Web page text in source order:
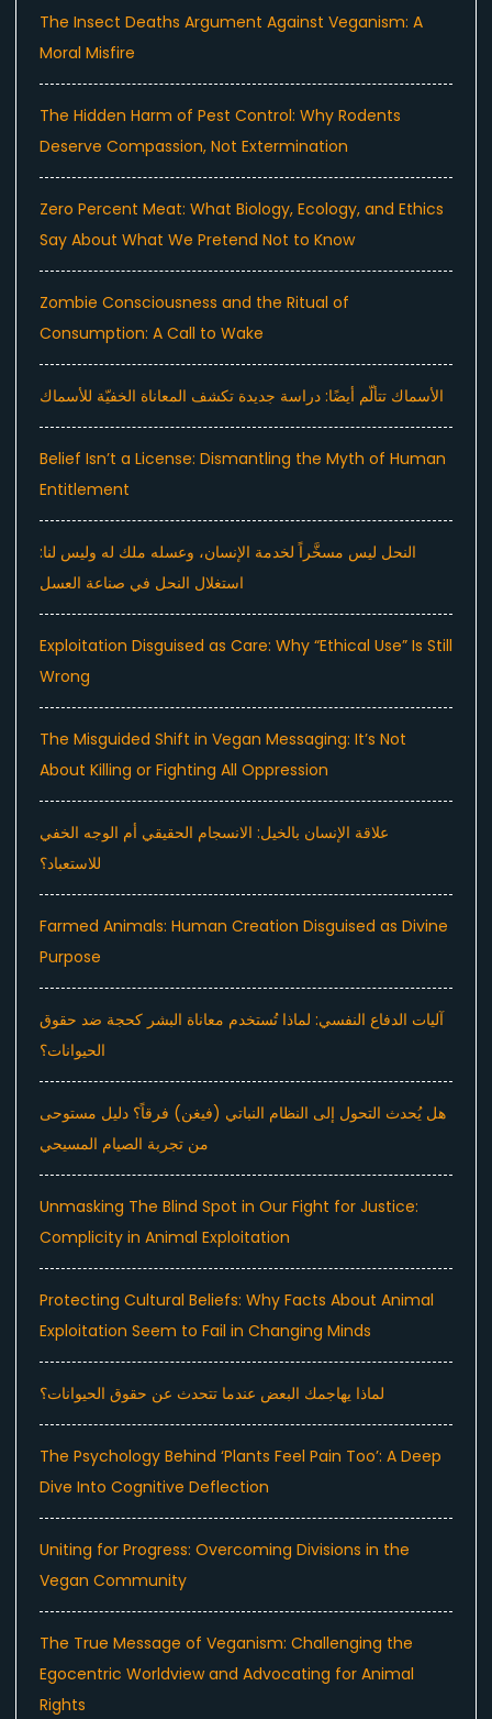
The Insect Deaths Argument Against Veganism: A
Moral Misfire
The Hidden Harm of Pest Control: Why Rodents
Deserve Compassion, Not Extermination
Zero Percent Meat: What Biology, Ecology, and Ethics
Say About What We Pretend Not to Know
Zombie Consciousness and the Ritual of
Consumption: A Call to Wake
الأسماك تتألّم أيضًا: دراسة جديدة تكشف المعاناة الخفيّة للأسماك
Belief Isn’t a License: Dismantling the Myth of Human
Entitlement
النحل ليس مسخَّراً لخدمة الإنسان، وعسله ملك له وليس لنا:
استغلال النحل في صناعة العسل
Exploitation Disguised as Care: Why “Ethical Use” Is Still
Wrong
The Misguided Shift in Vegan Messaging: It’s Not
About Killing or Fighting All Oppression
علاقة الإنسان بالخيل: الانسجام الحقيقي أم الوجه الخفي
للاستعباد؟
Farmed Animals: Human Creation Disguised as Divine
Purpose
آليات الدفاع النفسي: لماذا تُستخدم معاناة البشر كحجة ضد حقوق
الحيوانات؟
هل يُحدث التحول إلى النظام النباتي (فيغن) فرقاً؟ دليل مستوحى
من تجربة الصيام المسيحي
Unmasking The Blind Spot in Our Fight for Justice:
Complicity in Animal Exploitation
Protecting Cultural Beliefs: Why Facts About Animal
Exploitation Seem to Fail in Changing Minds
لماذا يهاجمك البعض عندما تتحدث عن حقوق الحيوانات؟
The Psychology Behind ‘Plants Feel Pain Too’: A Deep
Dive Into Cognitive Deflection
Uniting for Progress: Overcoming Divisions in the
Vegan Community
The True Message of Veganism: Challenging the
Egocentric Worldview and Advocating for Animal
Rights